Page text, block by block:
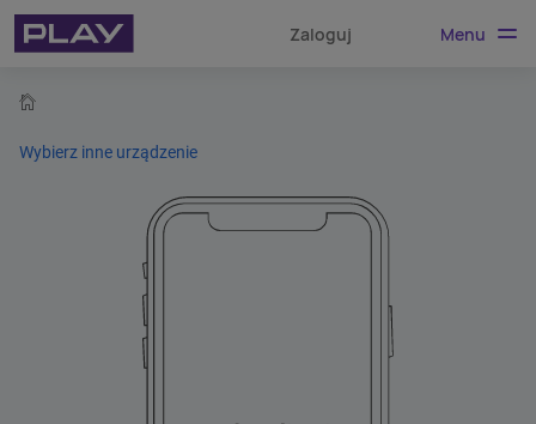
Zaloguj Menu
Wybierz inne urządzenie